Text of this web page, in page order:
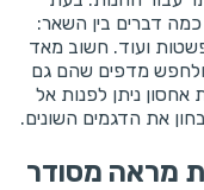
דברים בין השאר:
ועוד. חשוב מאד
מדפים שהם גם
אחסון ניתן לפנות אל
את הדגמים השונים.
מראה מסודר